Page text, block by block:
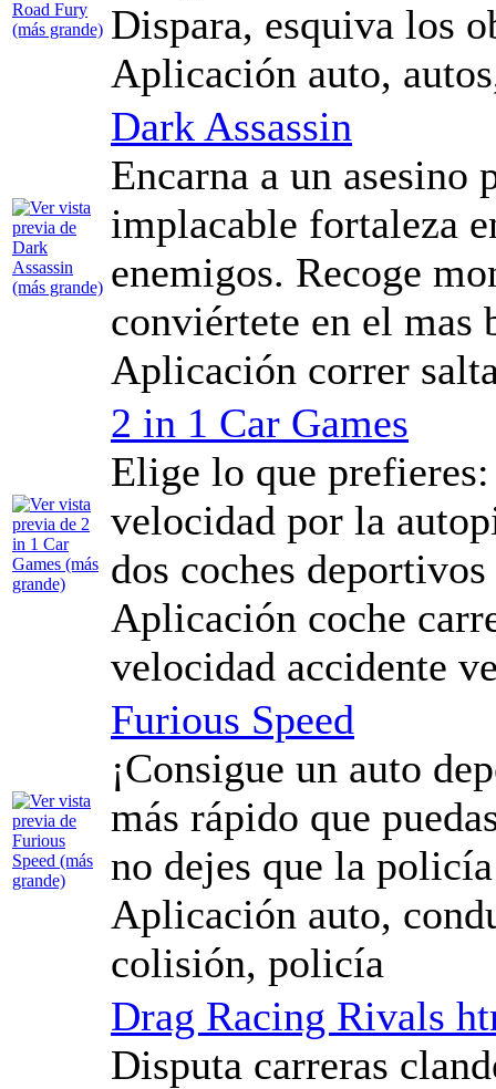
Dispara, esquiva los
Aplicación auto,
Dark Assassin
Encarna a un
implacable fortaleza
enemigos. Recoge
conviértete en el mas
Aplicación correr
2 in 1 Car Games
Elige lo que
velocidad por la
dos coches
Aplicación coche
velocidad accidente
Furious Speed
¡Consigue un auto
más rápido que
no dejes que la
Aplicación auto,
colisión, policía
Drag Racing Rivals
Disputa carreras